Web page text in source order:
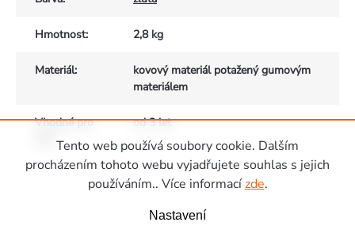
Tento web používá soubory cookie. Dalším
procházením tohoto webu vyjadřujete souhlas s jejich
používáním.. Více informacízde.
Nastavení
Hmotnost: 2,8 kg
Materiál:
kovový materiál potažený gumovým
materiálem
Vhodné pro
od 3 let
Zápatí